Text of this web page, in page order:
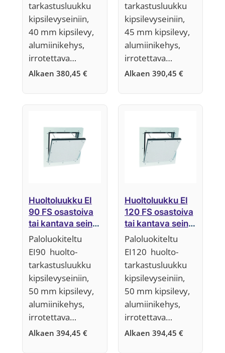
tarkastusluukku
kipsilevyseiniin,
40 mm kipsilevy,
alumiinikehys,
irrotettava…
Alkaen 380,45 €
tarkastusluukku
kipsilevyseiniin,
45 mm kipsilevy,
alumiinikehys,
irrotettava…
Alkaen 390,45 €
Huoltoluukku EI
90 FS osastoiva
tai kantava seinä,
50 mm,
Järjestelmä F5
Paloluokiteltu
EI90 huolto-
tarkastusluukku
kipsilevyseiniin,
50 mm kipsilevy,
alumiinikehys,
irrotettava…
Alkaen 394,45 €
Huoltoluukku EI
120 FS osastoiva
tai kantava seinä,
50 mm,
Järjestelmä F5
Paloluokiteltu
EI120 huolto-
tarkastusluukku
kipsilevyseiniin,
50 mm kipsilevy,
alumiinikehys,
irrotettava…
Alkaen 394,45 €